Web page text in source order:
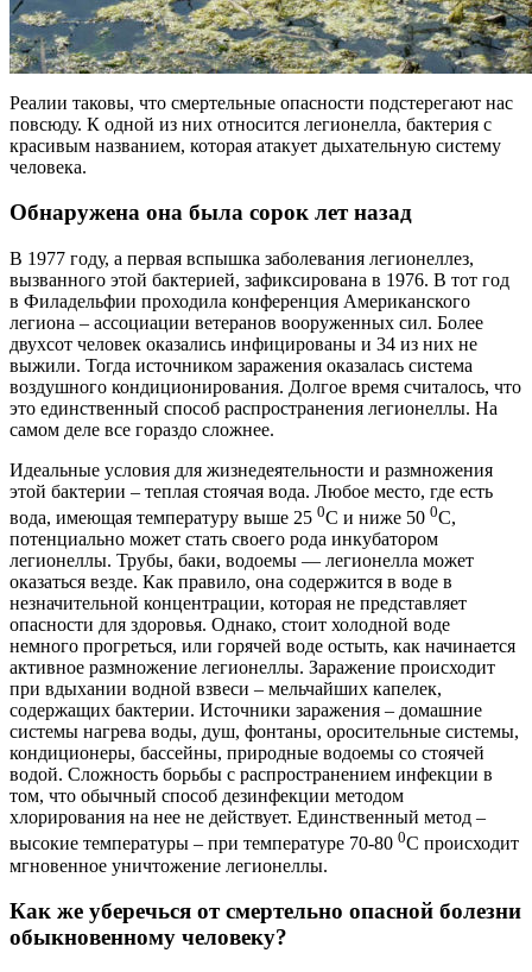
Реалии таковы, что смертельные опасности подстерегают нас
повсюду. К одной из них относится легионелла, бактерия с
красивым названием, которая атакует дыхательную систему
человека.
Обнаружена она была сорок лет назад
В 1977 году, а первая вспышка заболевания легионеллез,
вызванного этой бактерией, зафиксирована в 1976. В тот год
в Филадельфии проходила конференция Американского
легиона – ассоциации ветеранов вооруженных сил. Более
двухсот человек оказались инфицированы и 34 из них не
выжили. Тогда источником заражения оказалась система
воздушного кондиционирования. Долгое время считалось, что
это единственный способ распространения легионеллы. На
самом деле все гораздо сложнее.
Идеальные условия для жизнедеятельности и размножения
этой бактерии – теплая стоячая вода. Любое место, где есть
вода, имеющая температуру выше 25 0С и ниже 50 0С,
потенциально может стать своего рода инкубатором
легионеллы. Трубы, баки, водоемы — легионелла может
оказаться везде. Как правило, она содержится в воде в
незначительной концентрации, которая не представляет
опасности для здоровья. Однако, стоит холодной воде
немного прогреться, или горячей воде остыть, как начинается
активное размножение легионеллы. Заражение происходит
при вдыхании водной взвеси – мельчайших капелек,
содержащих бактерии. Источники заражения – домашние
системы нагрева воды, душ, фонтаны, оросительные системы,
кондиционеры, бассейны, природные водоемы со стоячей
водой. Сложность борьбы с распространением инфекции в
том, что обычный способ дезинфекции методом
хлорирования на нее не действует. Единственный метод –
высокие температуры – при температуре 70-80 0С происходит
мгновенное уничтожение легионеллы.
Как же уберечься от смертельно опасной болезни
обыкновенному человеку?